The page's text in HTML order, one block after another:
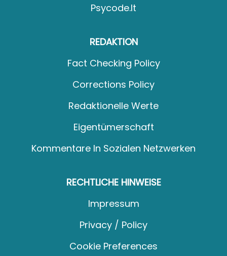
Psycode.it
REDAKTION
Fact Checking Policy
Corrections Policy
Redaktionelle Werte
Eigentümerschaft
Kommentare In Sozialen Netzwerken
RECHTLICHE HINWEISE
Impressum
Privacy / Policy
Cookie Preferences